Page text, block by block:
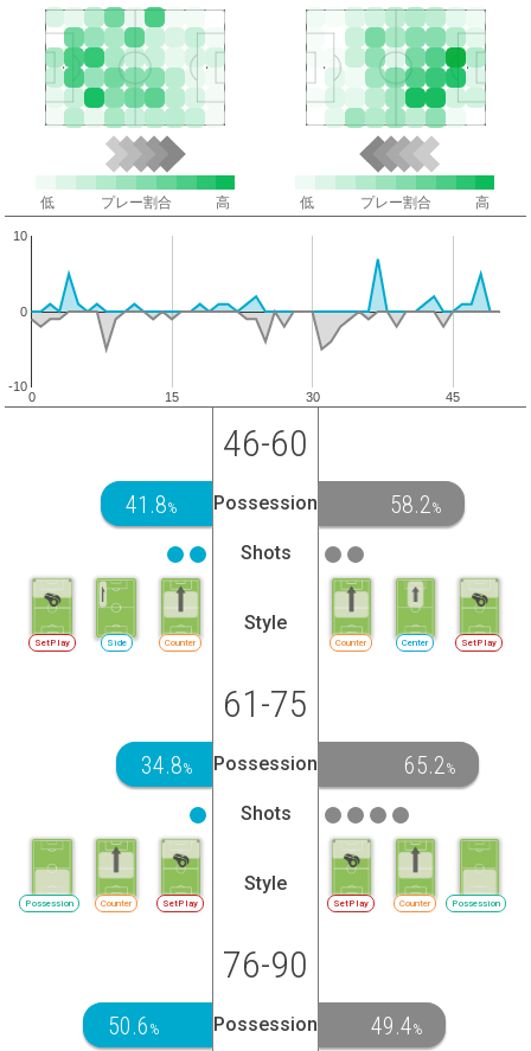
低 プレー割合 高 低 プレー割合 高
0 15 30 45
-10
0
10
46-60
41.8% Possession 58.2%
Shots
Counter
Side
SetPlay
Style
Counter Center SetPlay
61-75
34.8% Possession 65.2%
Shots
SetPlay
Counter
Possession
Style
SetPlay Counter Possession
76-90
50.6 % Possession 49.4%